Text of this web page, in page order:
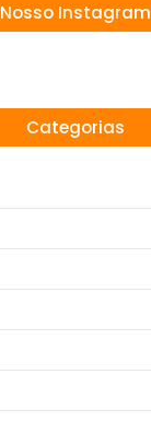
Nosso Instagram
Categorias